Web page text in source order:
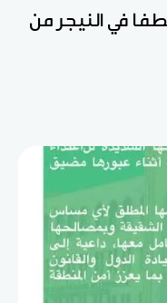
في النيجر من